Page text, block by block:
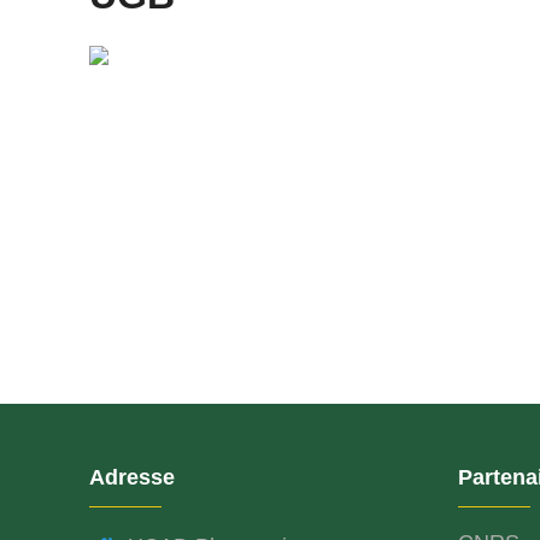
Adresse